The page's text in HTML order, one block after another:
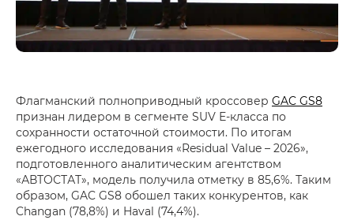
Флагманский полноприводный кроссовер GAC GS8
признан лидером в сегменте SUV Е-класса по
сохранности остаточной стоимости. По итогам
ежегодного исследования «Residual Value – 2026»,
подготовленного аналитическим агентством
«АВТОСТАТ», модель получила отметку в 85,6%. Таким
образом, GAC GS8 обошел таких конкурентов, как
Changan (78,8%) и Haval (74,4%).